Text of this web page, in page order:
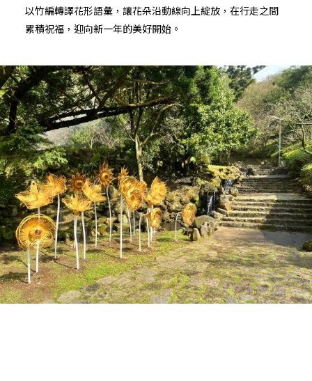
以竹編轉譯花形語彙，讓花朵沿動線向上綻放，在行走之間
累積祝福，迎向新一年的美好開始。